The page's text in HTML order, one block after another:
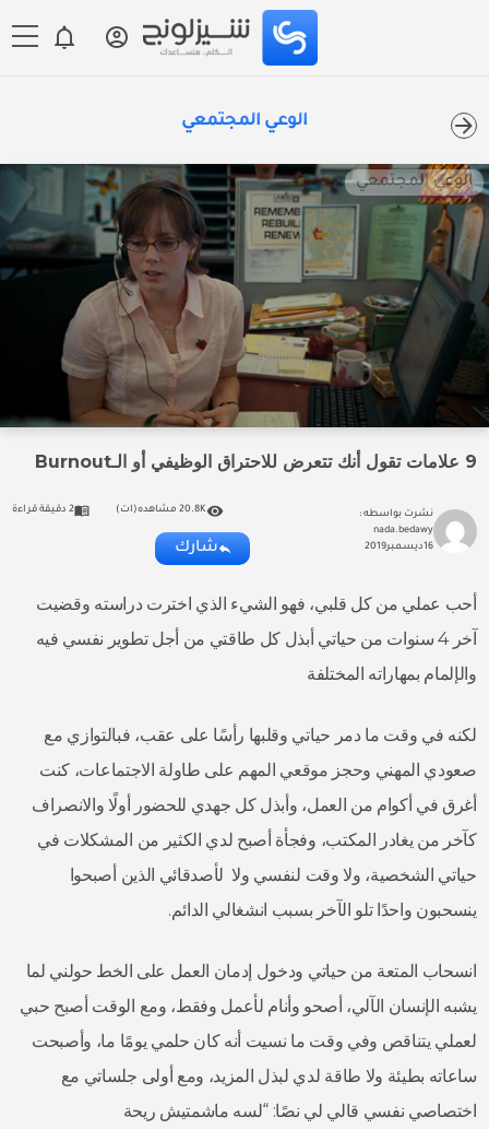
الوعي المجتمعي
الوعي المجتمعي
9 علامات تقول أنك تتعرض للاحتراق الوظيفي أو الـBurnout
نشرت بواسطه :
nada.bedawy
16 ديسمبر2019
20.8K مشاهده(ات) 2 دقيقة قراءة
شارك
أحب عملي من كل قلبي، فهو الشيء الذي اخترت دراسته وقضيت
آخر 4 سنوات من حياتي أبذل كل طاقتي من أجل تطوير نفسي فيه
والإلمام بمهاراته المختلفة
لكنه في وقت ما دمر حياتي وقلبها رأسًا على عقب، فبالتوازي مع
صعودي المهني وحجز موقعي المهم على طاولة الاجتماعات، كنت
أغرق في أكوام من العمل، وأبذل كل جهدي للحضور أولًا والانصراف
كآخر من يغادر المكتب، وفجأة أصبح لدي الكثير من المشكلات في
حياتي الشخصية، ولا وقت لنفسي ولا لأصدقائي الذين أصبحوا
ينسحبون واحدًا تلو الآخر بسبب انشغالي الدائم.
انسحاب المتعة من حياتي ودخول إدمان العمل على الخط حولني لما
يشبه الإنسان الآلي، أصحو وأنام لأعمل وفقط، ومع الوقت أصبح حبي
لعملي يتناقص وفي وقت ما نسيت أنه كان حلمي يومًا ما، وأصبحت
ساعاته بطيئة ولا طاقة لدي لبذل المزيد، ومع أولى جلساتي مع
اختصاصي نفسي قالي لي نصًا: “لسه ماشمتيش ريحة